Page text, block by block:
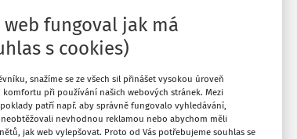
vliv na
byly silně postiženy,
vládními opatřeními,
článek se zaměří na
Stáhnout
Tisknout
web fungoval jak má
s cookies)
snažíme se ze všech sil přinášet vysokou úroveň
komfortu při používání našich webových stránek. Mezi
patří např. aby správně fungovalo vyhledávání,
nevhodnou reklamou nebo abychom měli
jak web vylepšovat. Proto od Vás potřebujeme souhlas se